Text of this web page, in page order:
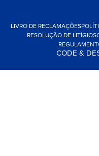
LIVRO DE RECLAMAÇÕES
RESOLUÇÃO DE LITÍGIOS
CODE &